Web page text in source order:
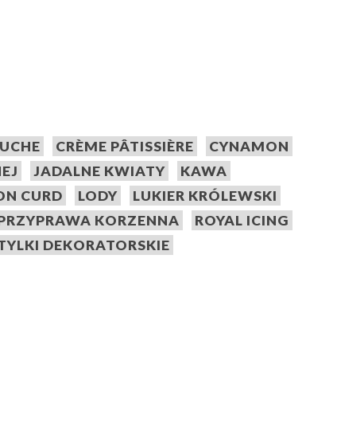
CRÈME PÂTISSIÈRE
CYNAMON
JADALNE KWIATY
KAWA
CURD LODY
LUKIER KRÓLEWSKI
KORZENNA
ROYAL ICING
DEKORATORSKIE